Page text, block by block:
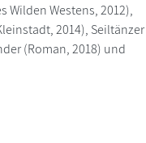
Wilden Westens, 2012),
2014), Seiltänzer
(Roman, 2018) und